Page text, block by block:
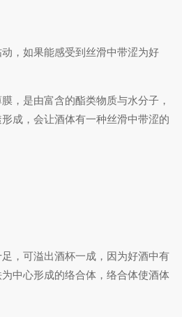
，如果能感受到丝滑中带涩为好
，是由富含的酯类物质与水分子，
成，会让酒体有一种丝滑中带涩的
，可溢出酒杯一成，因为好酒中有
中心形成的络合体，络合体使酒体